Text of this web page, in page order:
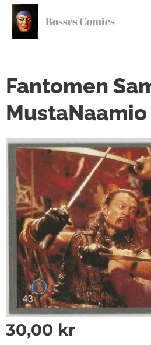
Bosses Comics
Fantomen
MustaNaamio
30,00 kr